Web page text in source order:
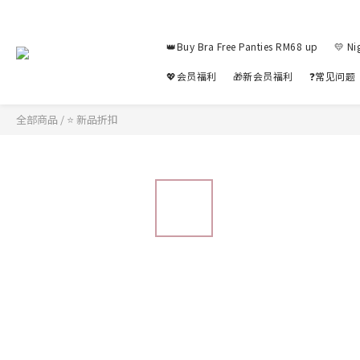
👑Buy Bra Free Panties RM68 up 💛
💖会员福利 🎁新会员福利 ❓常见问题
全部商品 / ⭐ 新品折扣